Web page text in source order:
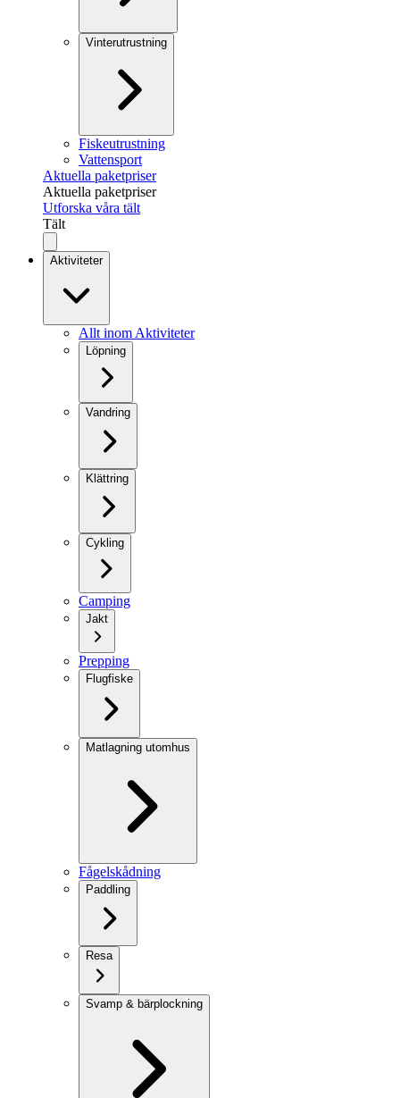
Vinterutrustning
Fiskeutrustning
Vattensport
Aktuella paketpriser
Aktuella paketpriser
Utforska våra tält
Tält
Aktiviteter
Allt inom Aktiviteter
Löpning
Vandring
Klättring
Cykling
Camping
Jakt
Prepping
Flugfiske
Matlagning utomhus
Fågelskådning
Paddling
Resa
Svamp & bärplockning